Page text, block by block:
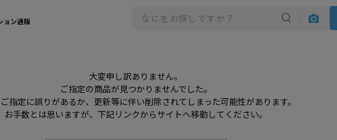
ョン通販
大変申し訳ありません。
ご指定の商品が見つかりませんでした。
指定に誤りがあるか、更新等に伴い削除されてしまった可能性があります。
お手数とは思いますが、下記リンクからサイトへ移動してください。